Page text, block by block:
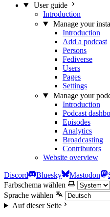
User guide
Introduction
Manage your
Introduction
Add a podcast
Persons
Fediverse
Users
Pages
Settings
Manage your
Introduction
Podcast
Episodes
Analytics
Broadcasting
Contributors
Website overview
Discord Bluesky Mastodon
Farbschema wählen
Sprache wählen
Auf dieser Seite